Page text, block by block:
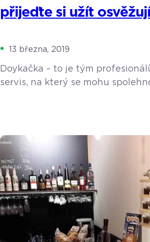
přijeďte si užít
13 března, 2019
Doykačka – to je tým
servis, na který se mohu
na severní Moravě. Autocamp
1. 6. 1992 a provozuje ho pan
Bazény jsou napuštěny pitnou
koupališti začíná od […]